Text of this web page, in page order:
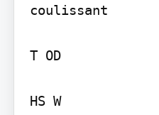
coulissant
T OD
HS W